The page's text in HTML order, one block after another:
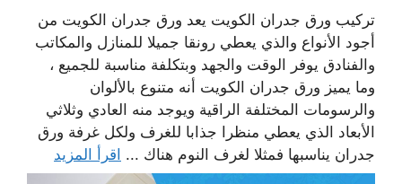
تركيب ورق جدران الكويت يعد ورق جدران الكويت من
أجود الأنواع والذي يعطي رونقا جميلا للمنازل والمكاتب
والفنادق يوفر الوقت والجهد وبتكلفة مناسبة للجميع ،
وما يميز ورق جدران الكويت أنه متنوع بالألوان
والرسومات المختلفة الراقية ويوجد منه العادي وثلاثي
الأبعاد الذي يعطي منظرا جذابا للغرف ولكل غرفة ورق
جدران يناسبها فمثلا لغرف النوم هناك ... اقرأ المزيد